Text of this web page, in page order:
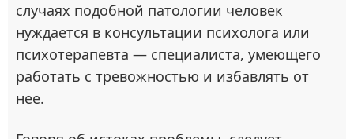
случаях подобной патологии человек
нуждается в консультации психолога или
психотерапевта — специалиста, умеющего
работать с тревожностью и избавлять от
нее.